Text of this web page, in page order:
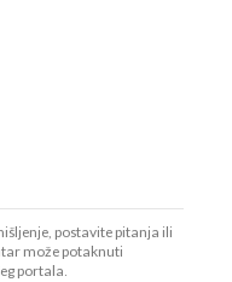
postavite pitanja ili
može potaknuti
portala.